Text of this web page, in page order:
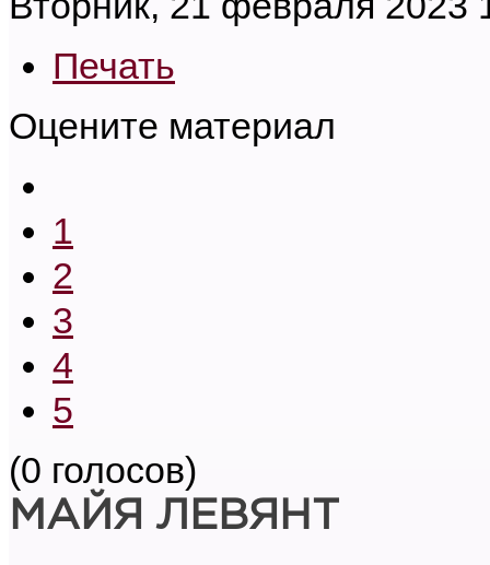
Печать
Оцените материал
1
2
3
4
5
(0 голосов)
МАЙЯ ЛЕВЯНТ